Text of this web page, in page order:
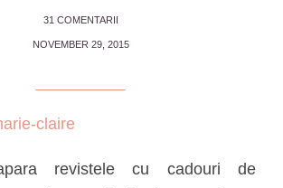
31 COMENTARII
NOVEMBER 29, 2015
revistele cu cadouri de